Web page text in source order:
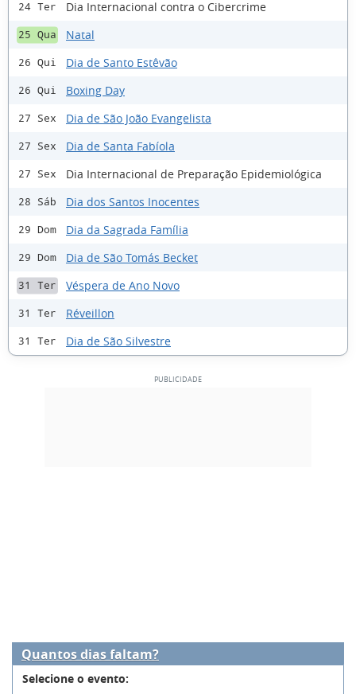
24 Ter Dia Internacional contra o Cibercrime
25 Qua Natal
26 Qui Dia de Santo Estêvão
26 Qui Boxing Day
27 Sex Dia de São João Evangelista
27 Sex Dia de Santa Fabíola
27 Sex Dia Internacional de Preparação Epidemiológica
28 Sáb Dia dos Santos Inocentes
29 Dom Dia da Sagrada Família
29 Dom Dia de São Tomás Becket
31 Ter Véspera de Ano Novo
31 Ter Réveillon
31 Ter Dia de São Silvestre
Quantos dias faltam?
Selecione o evento: